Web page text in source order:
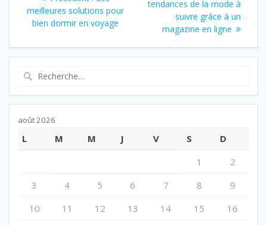
de
l’article
précédent
:
meilleures solutions pour
bien dormir en voyage
suivant
:
tendances de la mode à
suivre grâce à un
magazine en ligne
:
août 2026
L M M J V S
D
1
2
3
4 5 6 7 8
9
10
11 12 13 14 15
16